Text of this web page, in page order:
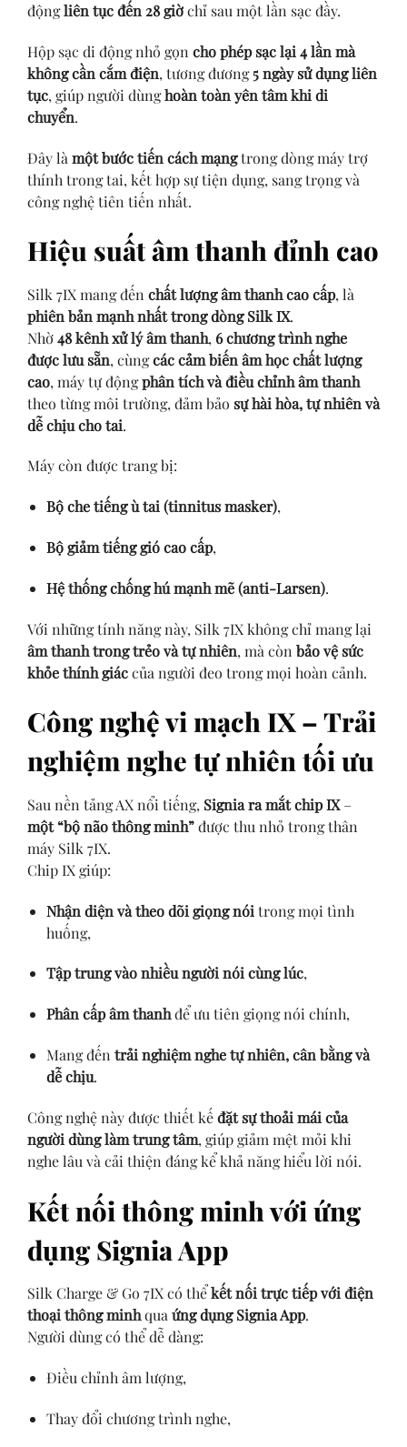
độngliên tục đến 28 giờchỉ sau một lần sạc đầy.
Hộp sạc di động nhỏ gọn cho phép sạc lại 4 lần mà
không cần cắm điện, tương đương5 ngày sử dụng liên
tục, giúp người dùnghoàn toàn yên tâm khi di
chuyển.
Đây là một bước tiến cách mạngtrong dòng máy trợ
thính trong tai, kết hợp sự tiện dụng, sang trọng và
công nghệ tiên tiến nhất.
Hiệu suất âm thanh đỉnh cao
Silk 7IX mang đến chất lượng âm thanh cao cấp, là
phiên bản mạnh nhất trong dòng Silk IX.
Nhờ48 kênh xử lý âm thanh, 6 chương trình nghe
được lưu sẵn, cùngcác cảm biến âm học chất lượng
cao, máy tự độngphân tích và điều chỉnh âm thanh
theo từng môi trường, đảm bảo sự hài hòa, tự nhiên và
dễ chịu cho tai.
Máy còn được trang bị:
Bộ che tiếng ù tai (tinnitus masker),
Bộ giảm tiếng gió cao cấp,
Hệ thống chống hú mạnh mẽ (anti-Larsen).
Với những tính năng này, Silk 7IX không chỉ mang lại
âm thanh trong trẻo và tự nhiên, mà còn bảo vệ sức
khỏe thính giáccủa người đeo trong mọi hoàn cảnh.
Công nghệ vi mạch IX – Trải
nghiệm nghe tự nhiên tối ưu
Sau nền tảng AX nổi tiếng, Signia ra mắt chip IX–
một “bộ não thông minh”được thu nhỏ trong thân
máy Silk 7IX.
Chip IX giúp:
Nhận diện và theo dõi giọng nói trong mọi tình
huống,
Tập trung vào nhiều người nói cùng lúc,
Phân cấp âm thanhđể ưu tiên giọng nói chính,
Mang đến trải nghiệm nghe tự nhiên, cân bằng và
dễ chịu.
Công nghệ này được thiết kếđặt sự thoải mái của
người dùng làm trung tâm, giúp giảm mệt mỏi khi
nghe lâu và cải thiện đáng kể khả năng hiểu lời nói.
Kết nối thông minh với ứng
dụng Signia App
Silk Charge & Go 7IX có thểkết nối trực tiếp với điện
thoại thông minhqua ứng dụng Signia App.
Người dùng có thể dễ dàng:
Điều chỉnh âm lượng,
Thay đổi chương trình nghe,